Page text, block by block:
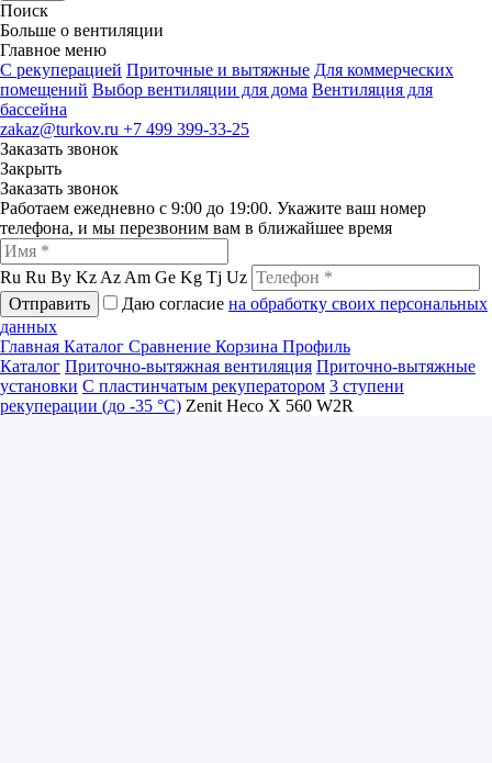
Поиск
Больше о вентиляции
Главное меню
C рекуперацией Приточные и вытяжные Для коммерческих
помещений Выбор вентиляции для дома Вентиляция для
бассейна
zakaz@turkov.ru +7 499 399-33-25
Заказать звонок
Закрыть
Заказать звонок
Работаем ежедневно с 9:00 до 19:00. Укажите ваш номер
телефона, и мы перезвоним вам в ближайшее время
Ru Ru By Kz Az Am Ge Kg Tj Uz
Отправить
Даю согласие на обработку своих персональных
данных
Главная Каталог Сравнение Корзина Профиль
Каталог Приточно-вытяжная вентиляция Приточно-вытяжные
установки С пластинчатым рекуператором 3 ступени
рекуперации (до -35 °C) Zenit Heco X 560 W2R